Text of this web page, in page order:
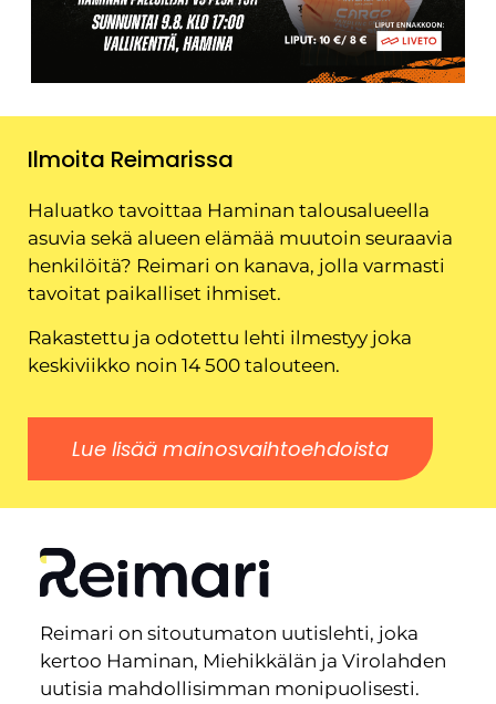
Ilmoita Reimarissa
Haluatko tavoittaa Haminan talousalueella
asuvia sekä alueen elämää muutoin seuraavia
henkilöitä? Reimari on kanava, jolla varmasti
tavoitat paikalliset ihmiset.
Rakastettu ja odotettu lehti ilmestyy joka
keskiviikko noin 14 500 talouteen.
Lue lisää mainosvaihtoehdoista
Reimari on sitoutumaton uutislehti, joka
kertoo Haminan, Miehikkälän ja Virolahden
uutisia mahdollisimman monipuolisesti.